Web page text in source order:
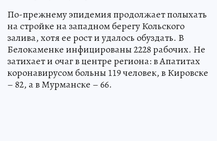
По-прежнему эпидемия продолжает полыхать
на стройке на западном берегу Кольского
залива, хотя ее рост и удалось обуздать. В
Белокаменке инфицированы 2228 рабочих. Не
затихает и очаг в центре региона: в Апатитах
коронавирусом больны 119 человек, в Кировске
– 82, а в Мурманске – 66.